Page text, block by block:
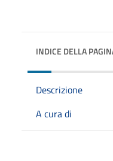
INDICE DELLA
Descrizione
A cura di